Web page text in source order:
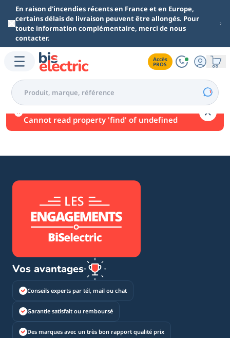
Aller au contenu principal
En raison d'incendies récents en France et en Europe,
certains délais de livraison peuvent être allongés. Pour
toute information complémentaire, merci de nous
contacter.
Accès
PROS
Une erreur est survenue.
Cannot read property 'find' of undefined
Vos avantages
Conseils experts par tél, mail ou chat
Garantie satisfait ou remboursé
Des marques avec un très bon rapport qualité prix